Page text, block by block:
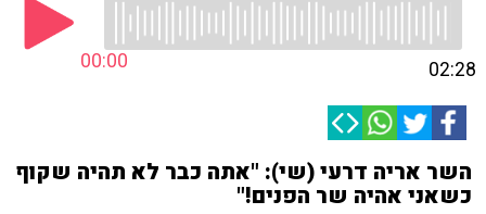
00:00 02:28
השר אריה דרעי (שי): "אתה כבר לא תהיה שקוף
כשאני אהיה שר הפנים!"